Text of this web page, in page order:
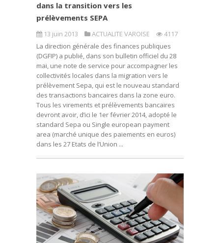
dans la transition vers les
prélèvements SEPA
13 juin 2013 ACTUALITE VAROISE
4117
La direction générale des finances publiques
(DGFIP) a publié, dans son bulletin officiel du 28
mai, une note de service pour accompagner les
collectivités locales dans la migration vers le
prélèvement Sepa, qui est le nouveau standard
des transactions bancaires dans la zone euro.
Tous les virements et prélèvements bancaires
devront avoir, d’ici le 1er février 2014, adopté le
standard Sepa ou Single european payment
area (marché unique des paiements en euros)
dans les 27 Etats de l’Union ...